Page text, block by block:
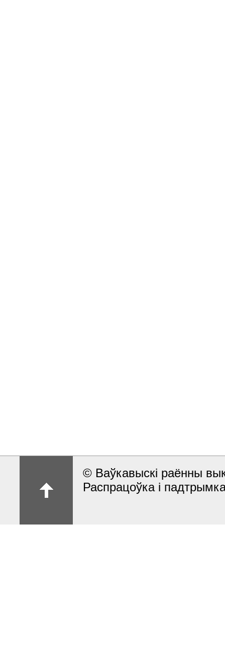
© Ваўкавыскі раённы
Распрацоўка і